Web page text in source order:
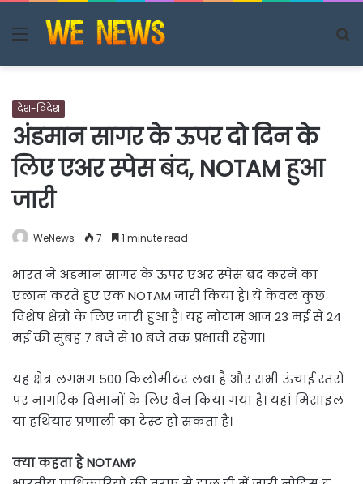
Menu
देश-विदेश
अंडमान सागर के ऊपर दो दिन के
लिए एअर स्पेस बंद, NOTAM हुआ
जारी
WeNews 7 1 minute read
भारत ने अंडमान सागर के ऊपर एअर स्पेस बंद करने का
एलान करते हुए एक NOTAM जारी किया है। ये केवल कुछ
विशेष क्षेत्रों के लिए जारी हुआ है। यह नोटाम आज 23 मई से 24
मई की सुबह 7 बजे से 10 बजे तक प्रभावी रहेगा।
यह क्षेत्र लगभग 500 किलोमीटर लंबा है और सभी ऊंचाई स्तरों
पर नागरिक विमानों के लिए बैन किया गया है। यहां मिसाइल
या हथियार प्रणाली का टेस्ट हो सकता है।
क्या कहता है NOTAM?